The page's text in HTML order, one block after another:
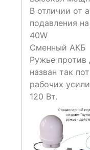
В отличии от
подавления
40W
Сменный АКБ
Ружье против
назван так
рабочих
120 Вт.